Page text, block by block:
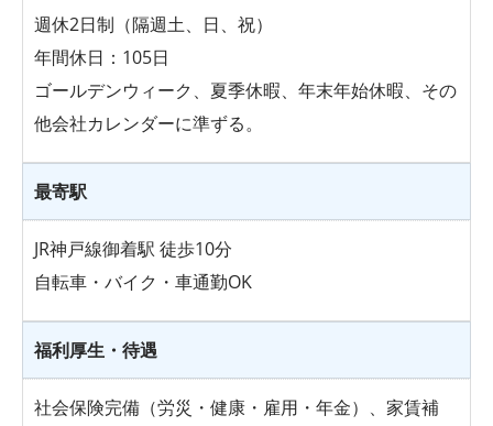
週休2日制（隔週土、日、祝）
年間休日：105日
ゴールデンウィーク、夏季休暇、年末年始休暇、その
他会社カレンダーに準ずる。
最寄駅
JR神戸線御着駅 徒歩10分
自転車・バイク・車通勤OK
福利厚生・待遇
社会保険完備（労災・健康・雇用・年金）、家賃補